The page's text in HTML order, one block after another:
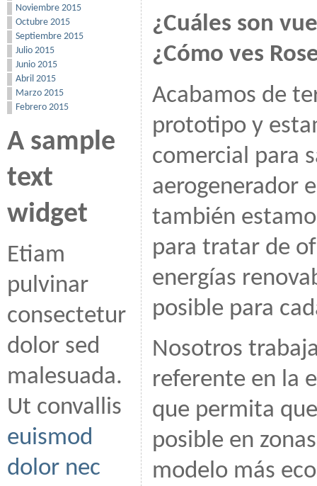
Noviembre 2015
Octubre 2015
Septiembre 2015
Julio 2015
Junio 2015
Abril 2015
Marzo 2015
Febrero 2015
A sample
text
widget
Etiam
pulvinar
consectetur
dolor sed
malesuada.
Ut convallis
euismod
dolor nec
¿Cuáles son
¿Cómo ves
Acabamos de
prototipo y
comercial para
aerogenerador
también
para tratar de
energías
posible para
Nosotros
referente en la
que permita
posible en
modelo más